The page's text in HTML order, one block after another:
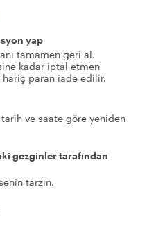
yap
tamamen geri al.
kadar iptal etmen
paran iade edilir.
ve saate göre yeniden
gezginler tarafından
tarzın.